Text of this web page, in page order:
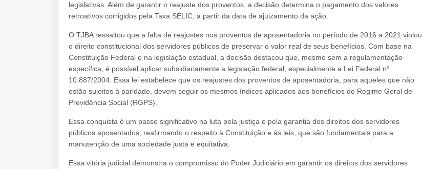
legislativas. Além de garantir o reajuste dos proventos, a decisão determina o pagamento dos valores
retroativos corrigidos pela Taxa SELIC, a partir da data de ajuizamento da ação.
O TJBA ressaltou que a falta de reajustes nos proventos de aposentadoria no período de 2016 a 2021 violou
o direito constitucional dos servidores públicos de preservar o valor real de seus benefícios. Com base na
Constituição Federal e na legislação estadual, a decisão destacou que, mesmo sem a regulamentação
específica, é possível aplicar subsidiariamente a legislação federal, especialmente a Lei Federal nº
10.887/2004. Essa lei estabelece que os reajustes dos proventos de aposentadoria, para aqueles que não
estão sujeitos à paridade, devem seguir os mesmos índices aplicados aos benefícios do Regime Geral de
Previdência Social (RGPS).
Essa conquista é um passo significativo na luta pela justiça e pela garantia dos direitos dos servidores
públicos aposentados, reafirmando o respeito à Constituição e às leis, que são fundamentais para a
manutenção de uma sociedade justa e equitativa.
Essa vitória judicial demonstra o compromisso do Poder Judiciário em garantir os direitos dos servidores